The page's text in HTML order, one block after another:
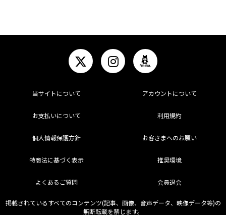
当サイトについて アカウントについて
お支払いについて 利用規約
個人情報保護方針 お客さまへのお願い
特商法に基づく表示 推奨環境
よくあるご質問 会員退会
掲載されているすべてのコンテンツ(記事、画像、音声データ、映像データ等)の
無断転載を禁じます。